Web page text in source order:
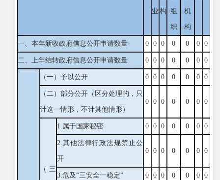
业 构 组
织
机
构
一、本年新收政府信息公开申请数量 0 0 0 0 0 0 0
二、上年结转政府信息公开申请数量 0 0 0 0 0 0 0
（一）予以公开 0 0 0 0 0 0 0
（二）部分公开（区分处理的，只
计这一情形，不计其他情形）
0 0 0 0 0 0 0
（三
1.属于国家秘密 0 0 0 0 0 0 0
2.其他法律行政法规禁止公
开
0 0 0 0 0 0 0
3.危及“三安全一稳定” 0 0 0 0 0 0 0